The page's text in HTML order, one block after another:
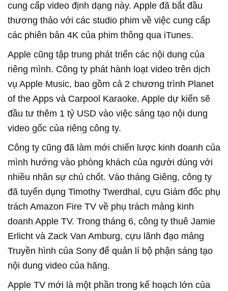
cung cấp video định dạng này. Apple đã bắt đầu
thương thảo với các studio phim về việc cung cấp
các phiên bản 4K của phim thông qua iTunes.
Apple cũng tập trung phát triển các nội dung của
riêng mình. Công ty phát hành loạt video trên dịch
vụ Apple Music, bao gồm cả 2 chương trình Planet
of the Apps và Carpool Karaoke. Apple dự kiến sẽ
đầu tư thêm 1 tỷ USD vào việc sáng tạo nội dung
video gốc của riêng công ty.
Công ty cũng đã làm mới chiến lược kinh doanh của
mình hướng vào phòng khách của người dùng với
nhiều nhân sự chủ chốt. Vào tháng Giêng, công ty
đã tuyển dụng Timothy Twerdhal, cựu Giám đốc phụ
trách Amazon Fire TV về phụ trách mảng kinh
doanh Apple TV. Trong tháng 6, công ty thuê Jamie
Erlicht và Zack Van Amburg, cựu lãnh đạo mảng
Truyền hình của Sony để quản lí bộ phận sáng tạo
nội dung video của hãng.
Apple TV mới là một phần trong kế hoạch lớn của